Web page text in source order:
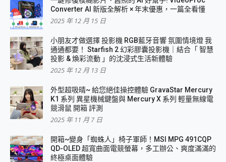
Converter AI 新版全解析 × 年末優惠，一篇全看懂
2025 年 12 月 15 日
小朋友才做選擇 投影機 RGB藍牙音響 氛圍情境燈 我
通通都要！ Starfish 2 幻彩膠囊投影機｜結合「 智慧
投影 & 煥彩流動 」的沈浸式生活新體驗
2025 年 12 月 13 日
外型超吸晴~ 給您絕佳操控體驗 GravaStar Mercury
K1 系列 異星機械鍵盤與 Mercury X 系列 輕量無線電
競滑鼠 開箱 評測
2025 年 11 月 7 日
開箱~變身「蜘蛛人」椅子軍師！MSI MPG 491CQP
QD-OLED 超寬曲面電競螢幕，多工辦公、爽度滿滿的
終極桌面體驗